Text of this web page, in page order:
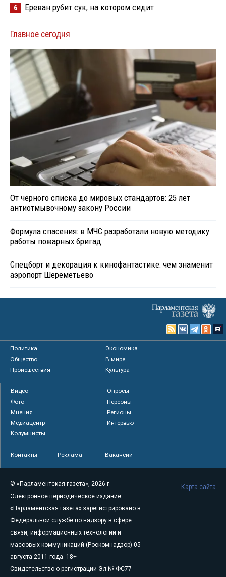
6 Ереван рубит сук, на котором сидит
Главное сегодня
От черного списка до мировых стандартов: 25 лет
антиотмывочному закону России
Формула спасения: в МЧС разработали новую методику
работы пожарных бригад
Спецборт и декорация к кинофантастике: чем знаменит
аэропорт Шереметьево
Политика
Экономика
Общество
В мире
Происшествия
Культура
Видео
Опросы
Фото
Персоны
Мнения
Регионы
Медиацентр
Интервью
Колумнисты
Контакты Реклама Вакансии
© «Парламентская газета», 2026 г.
Электронное периодическое издание
«Парламентская газета» зарегистрировано в
Федеральной службе по надзору в сфере
связи, информационных технологий и
массовых коммуникаций (Роскомнадзор) 05
августа 2011 года. 18+
Свидетельство о регистрации Эл № ФС77-
Карта сайта